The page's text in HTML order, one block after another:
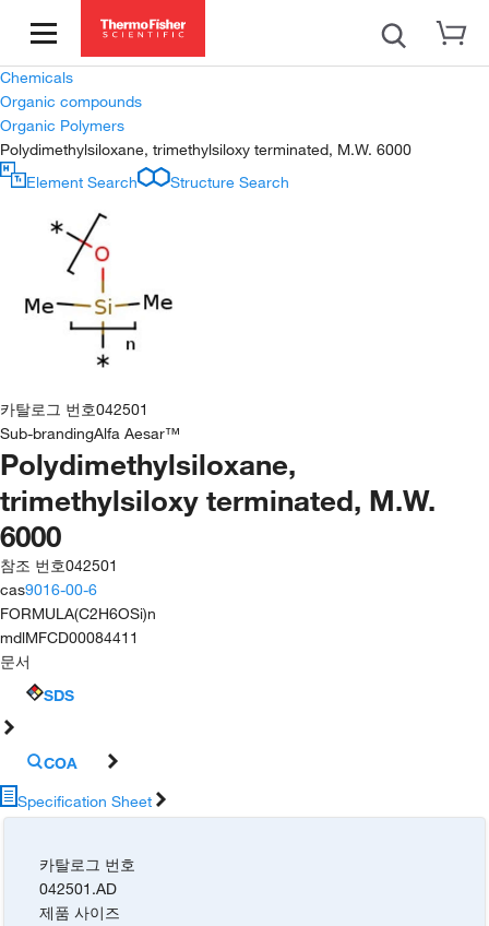
Chemicals
Organic compounds
Organic Polymers
Polydimethylsiloxane, trimethylsiloxy terminated, M.W. 6000
Element Search
Structure Search
카탈로그 번호042501
Sub-brandingAlfa Aesar™
Polydimethylsiloxane,
trimethylsiloxy terminated, M.W.
6000
참조 번호042501
cas9016-00-6
FORMULA(C2H6OSi)n
mdlMFCD00084411
문서
SDS
COA
Specification Sheet
카탈로그 번호
042501.AD
제품 사이즈